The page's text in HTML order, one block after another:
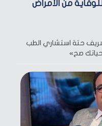
من الأمراض
شريف حتة استشاري الطب
«حياتك صح»